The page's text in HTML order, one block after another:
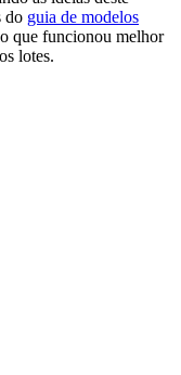
do guia de modelos
que funcionou melhor
lotes.